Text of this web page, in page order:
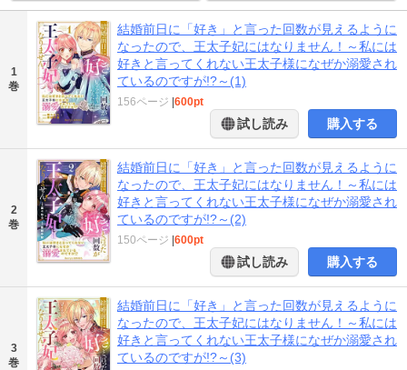
1
巻
結婚前日に「好き」と言った回数が見えるように
なったので、王太子妃にはなりません！～私には
好きと言ってくれない王太子様になぜか溺愛され
ているのですが!?～(1)
156ページ |600pt
試し読み 購入する
2
巻
結婚前日に「好き」と言った回数が見えるように
なったので、王太子妃にはなりません！～私には
好きと言ってくれない王太子様になぜか溺愛され
ているのですが!?～(2)
150ページ |600pt
試し読み 購入する
3
巻
結婚前日に「好き」と言った回数が見えるように
なったので、王太子妃にはなりません！～私には
好きと言ってくれない王太子様になぜか溺愛され
ているのですが!?～(3)